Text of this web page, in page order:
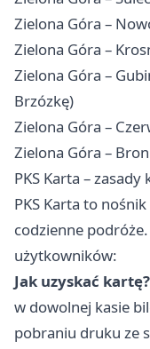
Zielona Góra –
Zielona Góra –
Zielona Góra –
Brzózkę)
Zielona Góra –
Zielona Góra –
PKS Karta –
PKS Karta to
codzienne
użytkowników:
Jak uzyskać kartę?
w dowolnej kasie
pobraniu druku ze